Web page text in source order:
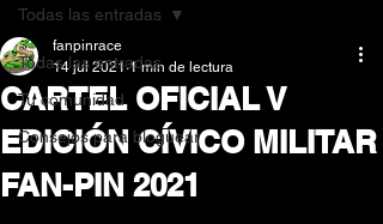
Todas las entradas
Tu comunidad
Consejos para bloguear
Todas las entradas
CARTEL OFICIAL V
EDICIÓN CÍVICO MILITAR
FAN-PIN 2021
fanpinrace
14 jul 2021 1 min de lectura